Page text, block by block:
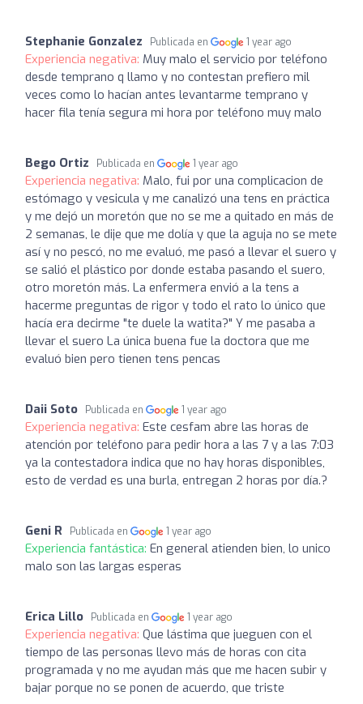
Stephanie Gonzalez Publicada en 1 year ago
Experiencia negativa: Muy malo el servicio por teléfono
desde temprano q llamo y no contestan prefiero mil
veces como lo hacían antes levantarme temprano y
hacer fila tenía segura mi hora por teléfono muy malo
Bego Ortiz Publicada en 1 year ago
Experiencia negativa: Malo, fui por una complicacion de
estómago y vesicula y me canalizó una tens en práctica
y me dejó un moretón que no se me a quitado en más de
2 semanas, le dije que me dolía y que la aguja no se mete
así y no pescó, no me evaluó, me pasó a llevar el suero y
se salió el plástico por donde estaba pasando el suero,
otro moretón más. La enfermera envió a la tens a
hacerme preguntas de rigor y todo el rato lo único que
hacía era decirme "te duele la watita?" Y me pasaba a
llevar el suero La única buena fue la doctora que me
evaluó bien pero tienen tens pencas
Daii Soto Publicada en 1 year ago
Experiencia negativa: Este cesfam abre las horas de
atención por teléfono para pedir hora a las 7 y a las 7:03
ya la contestadora indica que no hay horas disponibles,
esto de verdad es una burla, entregan 2 horas por día.?
Geni R Publicada en 1 year ago
Experiencia fantástica: En general atienden bien, lo unico
malo son las largas esperas
Erica Lillo Publicada en 1 year ago
Experiencia negativa: Que lástima que jueguen con el
tiempo de las personas llevo más de horas con cita
programada y no me ayudan más que me hacen subir y
bajar porque no se ponen de acuerdo, que triste